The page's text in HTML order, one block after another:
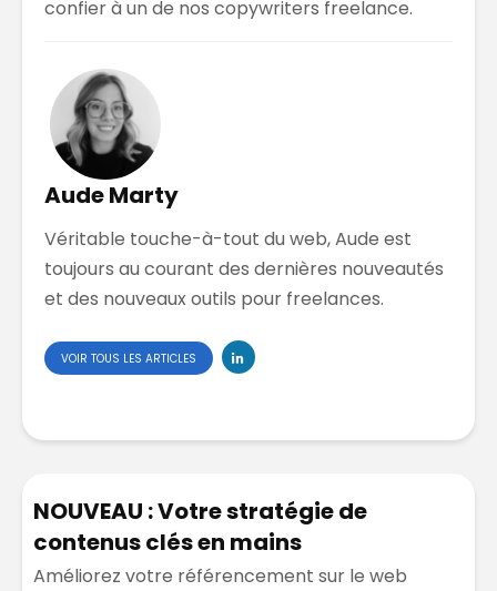
confier à un de nos copywriters freelance.
Aude Marty
Véritable touche-à-tout du web, Aude est
toujours au courant des dernières nouveautés
et des nouveaux outils pour freelances.
VOIR TOUS LES ARTICLES
NOUVEAU : Votre stratégie de
contenus clés en mains
Améliorez votre référencement sur le web